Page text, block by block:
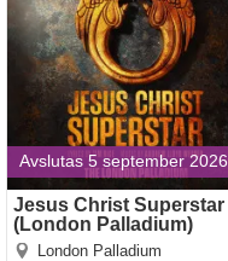
Avslutas 5 september 2026
Jesus Christ Superstar
(London Palladium)
London Palladium